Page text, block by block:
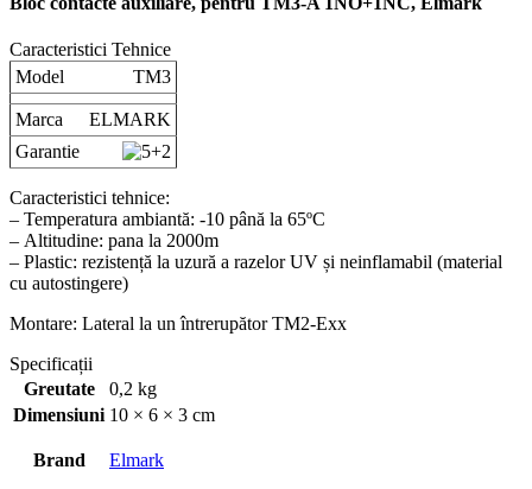
Caracteristici Tehnice
Model
TM3
Marca
ELMARK
Garantie
Caracteristici tehnice:
– Temperatura ambiantă: -10 până la 65ºС
– Altitudine: pana la 2000m
– Plastic: rezistență la uzură a razelor UV și neinflamabil (material
cu autostingere)
Montare: Lateral la un întrerupător TM2-Exx
Specificații
Greutate
0,2 kg
Dimensiuni 10 × 6 × 3 cm
Brand Elmark